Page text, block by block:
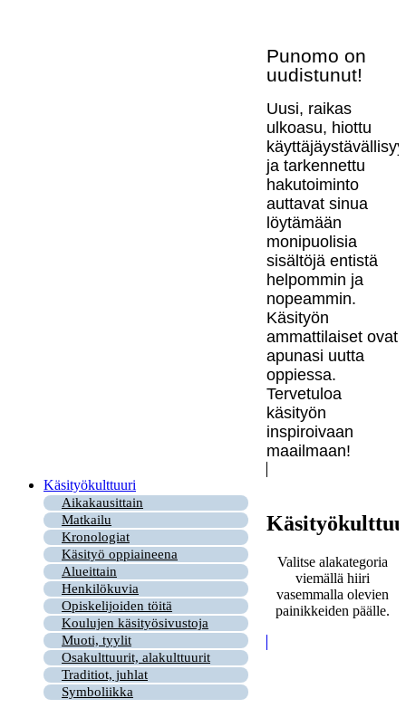
Punomo on
uudistunut!
Uusi, raikas
ulkoasu, hiottu
ja tarkennettu
hakutoiminto
auttavat sinua
löytämään
monipuolisia
sisältöjä entistä
helpommin ja
nopeammin.
Käsityön
ammattilaiset ovat
apunasi uutta
oppiessa.
Tervetuloa
käsityön
inspiroivaan
maailmaan!
Käsityökulttuuri
Aikakausittain
Matkailu
Kronologiat
Käsityö oppiaineena
Alueittain
Henkilökuvia
Opiskelijoiden töitä
Koulujen käsityösivustoja
Muoti, tyylit
Osakulttuurit, alakulttuurit
Traditiot, juhlat
Symboliikka
Valitse alakategoria
viemällä hiiri
vasemmalla olevien
painikkeiden päälle.